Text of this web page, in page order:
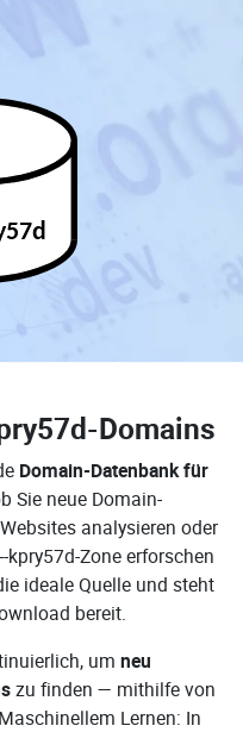
Domains
Domain-Datenbank für
Sie neue Domain-
analysieren oder
kpry57d-Zone erforschen
ideale Quelle und steht
bereit.
um neu
zu finden — mithilfe von
Lernen: In